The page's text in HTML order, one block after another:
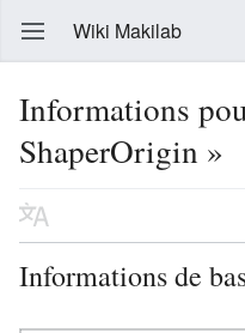
Wiki Makilab
Informations
ShaperOrigin »
Informations de